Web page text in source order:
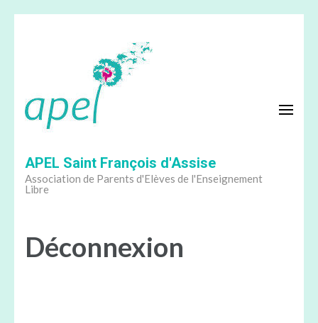
APEL Saint François d'Assise
Association de Parents d'Elèves de l'Enseignement
Libre
Déconnexion